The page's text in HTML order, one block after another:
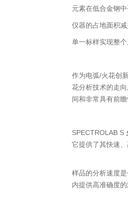
元素在低合金钢
仪器的占地面积
单一标样实现整
作为电弧/火花创
花分析技术的走
间和非常具有前
SPECTROLAB S
它提供了其快速
样品的分析速度
内提供高准确度的